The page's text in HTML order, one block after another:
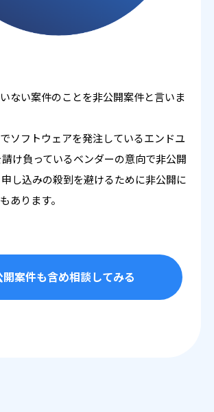
ない案件のことを非公開案件と言いま
ソフトウェアを発注しているエンドユ
け負っているベンダーの意向で非公開
申し込みの殺到を避けるために非公開に
あります。
開案件も含め相談してみる